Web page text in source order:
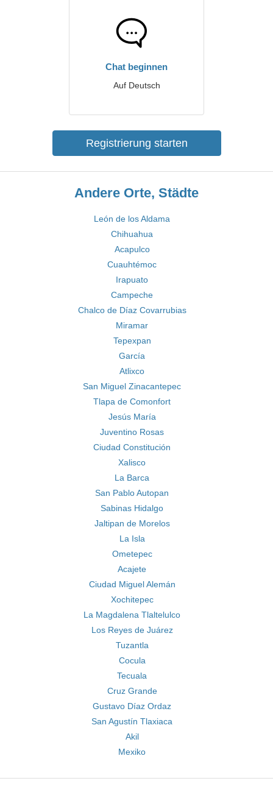
Chat beginnen
Auf Deutsch
Registrierung starten
Andere Orte, Städte
León de los Aldama
Chihuahua
Acapulco
Cuauhtémoc
Irapuato
Campeche
Chalco de Díaz Covarrubias
Miramar
Tepexpan
García
Atlixco
San Miguel Zinacantepec
Tlapa de Comonfort
Jesús María
Juventino Rosas
Ciudad Constitución
Xalisco
La Barca
San Pablo Autopan
Sabinas Hidalgo
Jaltipan de Morelos
La Isla
Ometepec
Acajete
Ciudad Miguel Alemán
Xochitepec
La Magdalena Tlaltelulco
Los Reyes de Juárez
Tuzantla
Cocula
Tecuala
Cruz Grande
Gustavo Díaz Ordaz
San Agustín Tlaxiaca
Akil
Mexiko